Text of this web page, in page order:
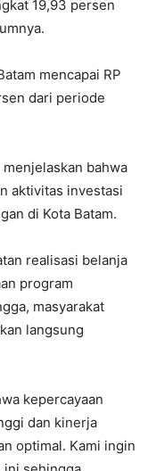
19,93 persen
mencapai RP
dari periode
menjelaskan bahwa
aktivitas investasi
di Kota Batam.
realisasi belanja
program
masyarakat
langsung
kepercayaan
dan kinerja
optimal. Kami ingin